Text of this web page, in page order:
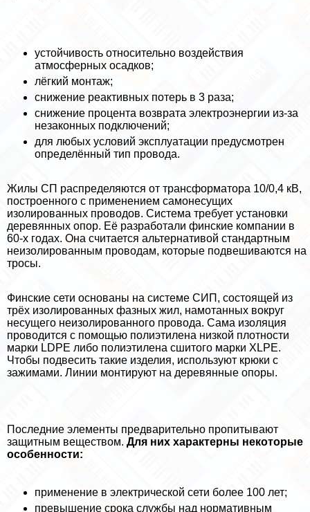
устойчивость относительно воздействия
атмосферных осадков;
лёгкий монтаж;
снижение реактивных потерь в 3 раза;
снижение процента возврата электроэнергии из-за
незаконных подключений;
для любых условий эксплуатации предусмотрен
определённый тип провода.
Жилы СП распределяются от трaнcформатора 10/0,4 кВ,
построенного с применением самонесущих
изолированных проводов. Система требует установки
деревянных опор. Её разработали финские компании в
60-х годах. Она считается альтернативой стандартным
неизолированным проводам, которые подвешиваются на
тросы.
Финские сети основаны на системе СИП, состоящей из
трёх изолированных фазных жил, намотанных вокруг
несущего неизолированного провода. Сама изоляция
проводится с помощью полиэтилена низкой плотности
марки LDPE либо полиэтилена сшитого марки XLPE.
Чтобы подвесить такие изделия, используют крюки с
зажимами. Линии монтируют на деревянные опоры.
Последние элементы предварительно пропитывают
защитным веществом. Для них хаpaктерны некоторые
особенности:
применение в электрической сети более 100 лет;
превышение срока службы над нормативным